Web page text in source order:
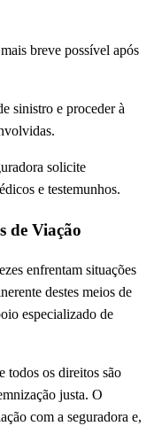
breve possível após
sinistro e proceder à
solicite
e testemunhos.
de Viação
enfrentam situações
destes meios de
especializado de
todos os direitos são
justa. O
com a seguradora e,